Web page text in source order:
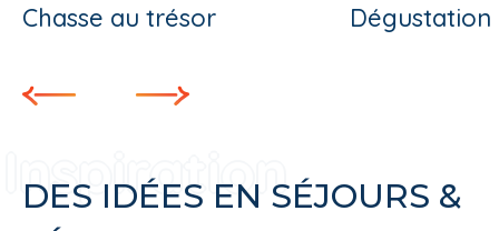
Chasse au trésor Dégustation
DES IDÉES EN SÉJOURS &